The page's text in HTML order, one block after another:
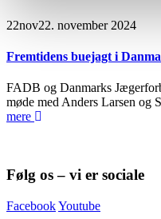
22nov22. november 2024
Fremtidens buejagt i
FADB og Danmarks
møde med Anders Larsen og
mere
Følg os – vi er sociale
FacebookYoutube